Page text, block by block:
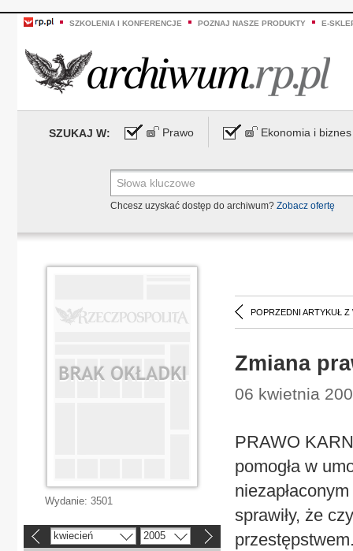
SZKOLENIA I KONFERENCJE POZNAJ NASZE PRODUKTY E-
SZUKAJ W: Prawo Ekonomia i biznes
Chcesz uzyskać dostęp do archiwum? Zobacz ofertę
POPRZEDNI ARTYKUŁ Z
Zmiana
06 kwietnia
PRAWO
pomogła w
sprawiły, że
Wydanie: 3501
kwiecień 2005